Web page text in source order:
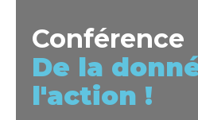
Conférence
De la
l'action !